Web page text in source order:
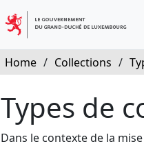
Home / Collections /
Types de
Dans le contexte de la